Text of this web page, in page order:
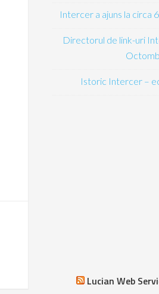
Intercer a ajuns la circa
Directorul de link-uri
Istoric Intercer –
Lucian Web